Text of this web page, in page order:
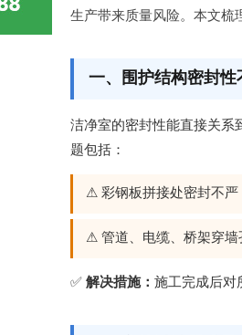
生产带来质量风险。本文梳
一、围护结构密封性
洁净室的密封性能直接关系
题包括：
⚠ 彩钢板拼接处密封不
⚠ 管道、电缆、桥架穿
✅ 解决措施： 施工完成后对